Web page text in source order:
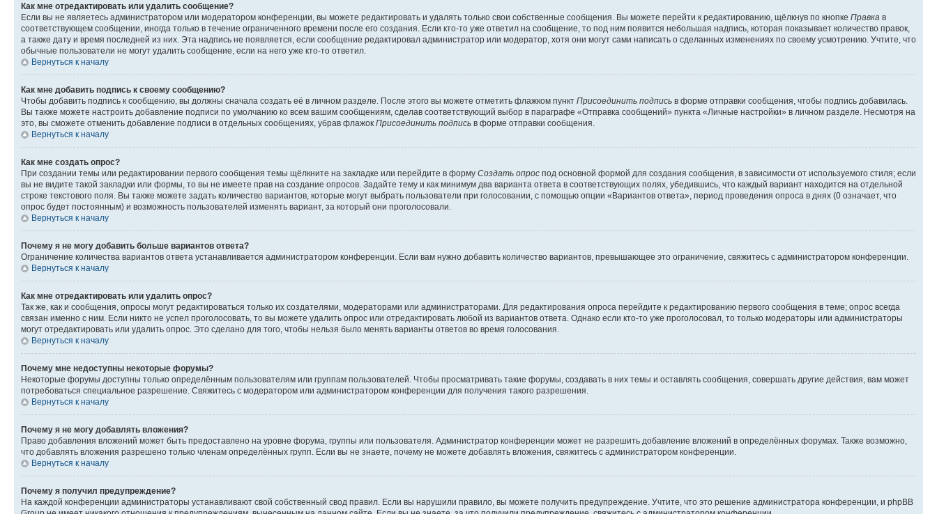
Как мне отредактировать или удалить сообщение?
Если вы не являетесь администратором или модератором конференции, вы можете редактировать и удалять только свои собственные сообщения. Вы можете перейти к редактированию, щёлкнув по кнопке Правка в
соответствующем сообщении, иногда только в течение ограниченного времени после его создания. Если кто-то уже ответил на сообщение, то под ним появится небольшая надпись, которая показывает количество правок,
а также дату и время последней из них. Эта надпись не появляется, если сообщение редактировал администратор или модератор, хотя они могут сами написать о сделанных изменениях по своему усмотрению. Учтите, что
обычные пользователи не могут удалить сообщение, если на него уже кто-то ответил.
Вернуться к началу
Как мне добавить подпись к своему сообщению?
Чтобы добавить подпись к сообщению, вы должны сначала создать её в личном разделе. После этого вы можете отметить флажком пункт Присоединить подпись в форме отправки сообщения, чтобы подпись добавилась.
Вы также можете настроить добавление подписи по умолчанию ко всем вашим сообщениям, сделав соответствующий выбор в параграфе «Отправка сообщений» пункта «Личные настройки» в личном разделе. Несмотря на
это, вы сможете отменить добавление подписи в отдельных сообщениях, убрав флажок Присоединить подпись в форме отправки сообщения.
Вернуться к началу
Как мне создать опрос?
При создании темы или редактировании первого сообщения темы щёлкните на закладке или перейдите в форму Создать опрос под основной формой для создания сообщения, в зависимости от используемого стиля; если
вы не видите такой закладки или формы, то вы не имеете прав на создание опросов. Задайте тему и как минимум два варианта ответа в соответствующих полях, убедившись, что каждый вариант находится на отдельной
строке текстового поля. Вы также можете задать количество вариантов, которые могут выбрать пользователи при голосовании, с помощью опции «Вариантов ответа», период проведения опроса в днях (0 означает, что
опрос будет постоянным) и возможность пользователей изменять вариант, за который они проголосовали.
Вернуться к началу
Почему я не могу добавить больше вариантов ответа?
Ограничение количества вариантов ответа устанавливается администратором конференции. Если вам нужно добавить количество вариантов, превышающее это ограничение, свяжитесь с администратором конференции.
Вернуться к началу
Как мне отредактировать или удалить опрос?
Так же, как и сообщения, опросы могут редактироваться только их создателями, модераторами или администраторами. Для редактирования опроса перейдите к редактированию первого сообщения в теме; опрос всегда
связан именно с ним. Если никто не успел проголосовать, то вы можете удалить опрос или отредактировать любой из вариантов ответа. Однако если кто-то уже проголосовал, то только модераторы или администраторы
могут отредактировать или удалить опрос. Это сделано для того, чтобы нельзя было менять варианты ответов во время голосования.
Вернуться к началу
Почему мне недоступны некоторые форумы?
Некоторые форумы доступны только определённым пользователям или группам пользователей. Чтобы просматривать такие форумы, создавать в них темы и оставлять сообщения, совершать другие действия, вам может
потребоваться специальное разрешение. Свяжитесь с модератором или администратором конференции для получения такого разрешения.
Вернуться к началу
Почему я не могу добавлять вложения?
Право добавления вложений может быть предоставлено на уровне форума, группы или пользователя. Администратор конференции может не разрешить добавление вложений в определённых форумах. Также возможно,
что добавлять вложения разрешено только членам определённых групп. Если вы не знаете, почему не можете добавлять вложения, свяжитесь с администратором конференции.
Вернуться к началу
Почему я получил предупреждение?
На каждой конференции администраторы устанавливают свой собственный свод правил. Если вы нарушили правило, вы можете получить предупреждение. Учтите, что это решение администратора конференции, и phpBB